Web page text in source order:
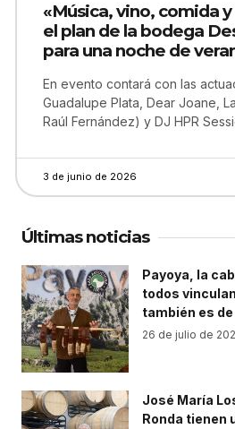
«Música, vino, comida
el plan de la bodega
para una noche de
En evento contará con las
Guadalupe Plata, Dear Joane,
Raúl Fernández) y DJ HPR
3 de junio de 2026
Últimas noticias
Payoya, la
todos
también es
26 de julio de
José María
Ronda tienen